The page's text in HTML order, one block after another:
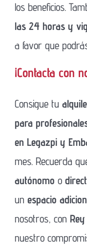
los beneficios.
las 24 horas y
a favor que
¡Contacta con
Consigue tu
para
en Legazpi y
mes. Recuerda
autónomo o
un espacio
nosotros, con
nuestro